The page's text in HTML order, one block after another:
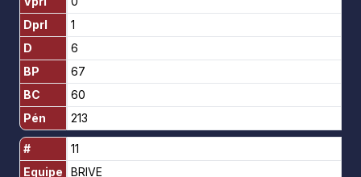
Dprl
D
BP
BC
Pén
#
Equipe
1
6
67
60
213
11
BRIVE